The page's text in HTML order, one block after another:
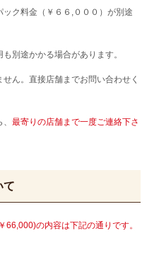
ク料金（￥６６,０００）が別途
別途かかる場合があります。
ん。直接店舗までお問い合わせく
最寄りの店舗まで一度ご連絡下さ
て
の内容は下記の通りです。